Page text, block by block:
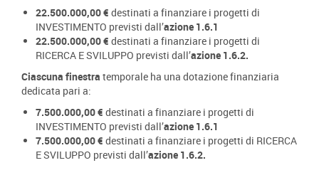
22.500.000,00 € destinati a finanziare i progetti di
INVESTIMENTO previsti dall’azione 1.6.1
22.500.000,00 € destinati a finanziare i progetti di
RICERCA E SVILUPPO previsti dall’azione 1.6.2.
Ciascuna finestra temporale ha una dotazione finanziaria
dedicata pari a:
7.500.000,00 € destinati a finanziare i progetti di
INVESTIMENTO previsti dall’azione 1.6.1
7.500.000,00 € destinati a finanziare i progetti di RICERCA
E SVILUPPO previsti dall’azione 1.6.2.